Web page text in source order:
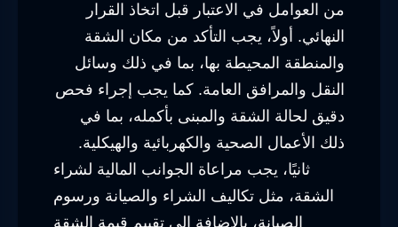
من العوامل في الاعتبار قبل اتخاذ القرار
النهائي. أولاً، يجب التأكد من مكان الشقة
والمنطقة المحيطة بها، بما في ذلك وسائل
النقل والمرافق العامة. كما يجب إجراء فحص
دقيق لحالة الشقة والمبنى بأكمله، بما في
ذلك الأعمال الصحية والكهربائية والهيكلية.
ثانيًا، يجب مراعاة الجوانب المالية لشراء
الشقة، مثل تكاليف الشراء والصيانة ورسوم
الصيانة، بالإضافة إلى تقييم قيمة الشقة